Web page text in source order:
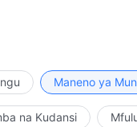
Maneno ya
na Kudansi